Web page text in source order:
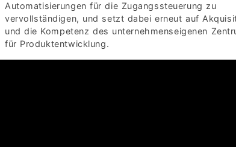
Automatisierungen für die Zugangssteuerung zu
vervollständigen, und setzt dabei erneut auf
und die Kompetenz des unternehmenseigenen
für Produktentwicklung.